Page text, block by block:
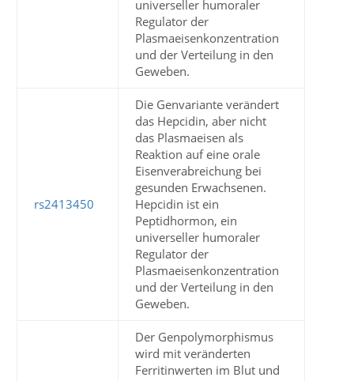
universeller humoraler
Regulator der
Plasmaeisenkonzentration
und der Verteilung in den
Geweben.
rs2413450
Die Genvariante verändert
das Hepcidin, aber nicht
das Plasmaeisen als
Reaktion auf eine orale
Eisenverabreichung bei
gesunden Erwachsenen.
Hepcidin ist ein
Peptidhormon, ein
universeller humoraler
Regulator der
Plasmaeisenkonzentration
und der Verteilung in den
Geweben.
Der Genpolymorphismus
wird mit veränderten
Ferritinwerten im Blut und